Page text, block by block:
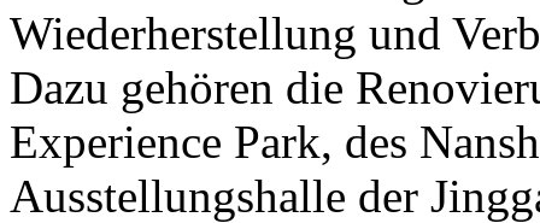
Wiederherstellung und
Dazu gehören die
Experience Park, des
Ausstellungshalle der